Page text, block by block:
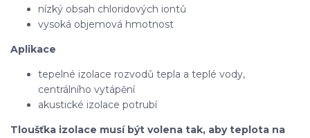
nízký obsah chloridových iontů
vysoká objemová hmotnost
Aplikace
tepelné izolace rozvodů tepla a teplé vody,
centrálního vytápění
akustické izolace potrubí
Tloušťka izolace musí být volena tak, aby teplota na